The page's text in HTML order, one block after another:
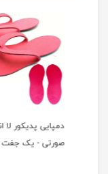
دمپایی پدیکور لا
صورتی - یک جفت